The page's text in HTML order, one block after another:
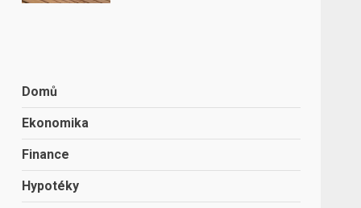
Domů
Ekonomika
Finance
Hypotéky